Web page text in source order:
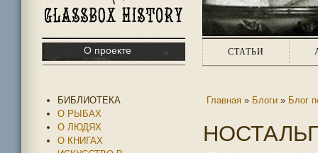
О проекте СТАТЬИ
Главная » Блоги » Блог
БИБЛИОТЕКА
О РЫБАХ
О ЛЮДЯХ
О КНИГАХ